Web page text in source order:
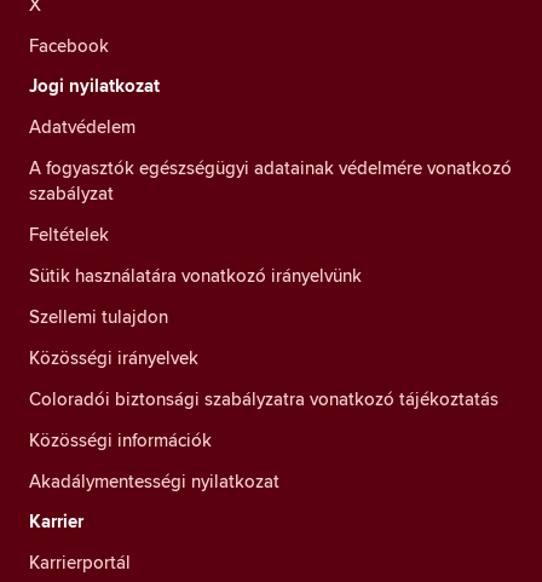
Facebook
Jogi nyilatkozat
Adatvédelem
A fogyasztók egészségügyi adatainak védelmére vonatkozó
szabályzat
Feltételek
Sütik használatára vonatkozó irányelvünk
Szellemi tulajdon
Közösségi irányelvek
Coloradói biztonsági szabályzatra vonatkozó tájékoztatás
Közösségi információk
Akadálymentességi nyilatkozat
Karrier
Karrierportál